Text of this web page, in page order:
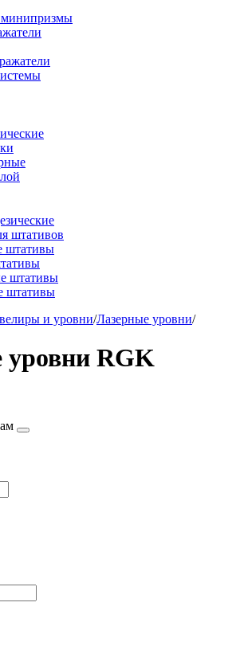
минипризмы
штативов
штативы
штативы
штативы
и уровни/Лазерные уровни/
уровни RGK